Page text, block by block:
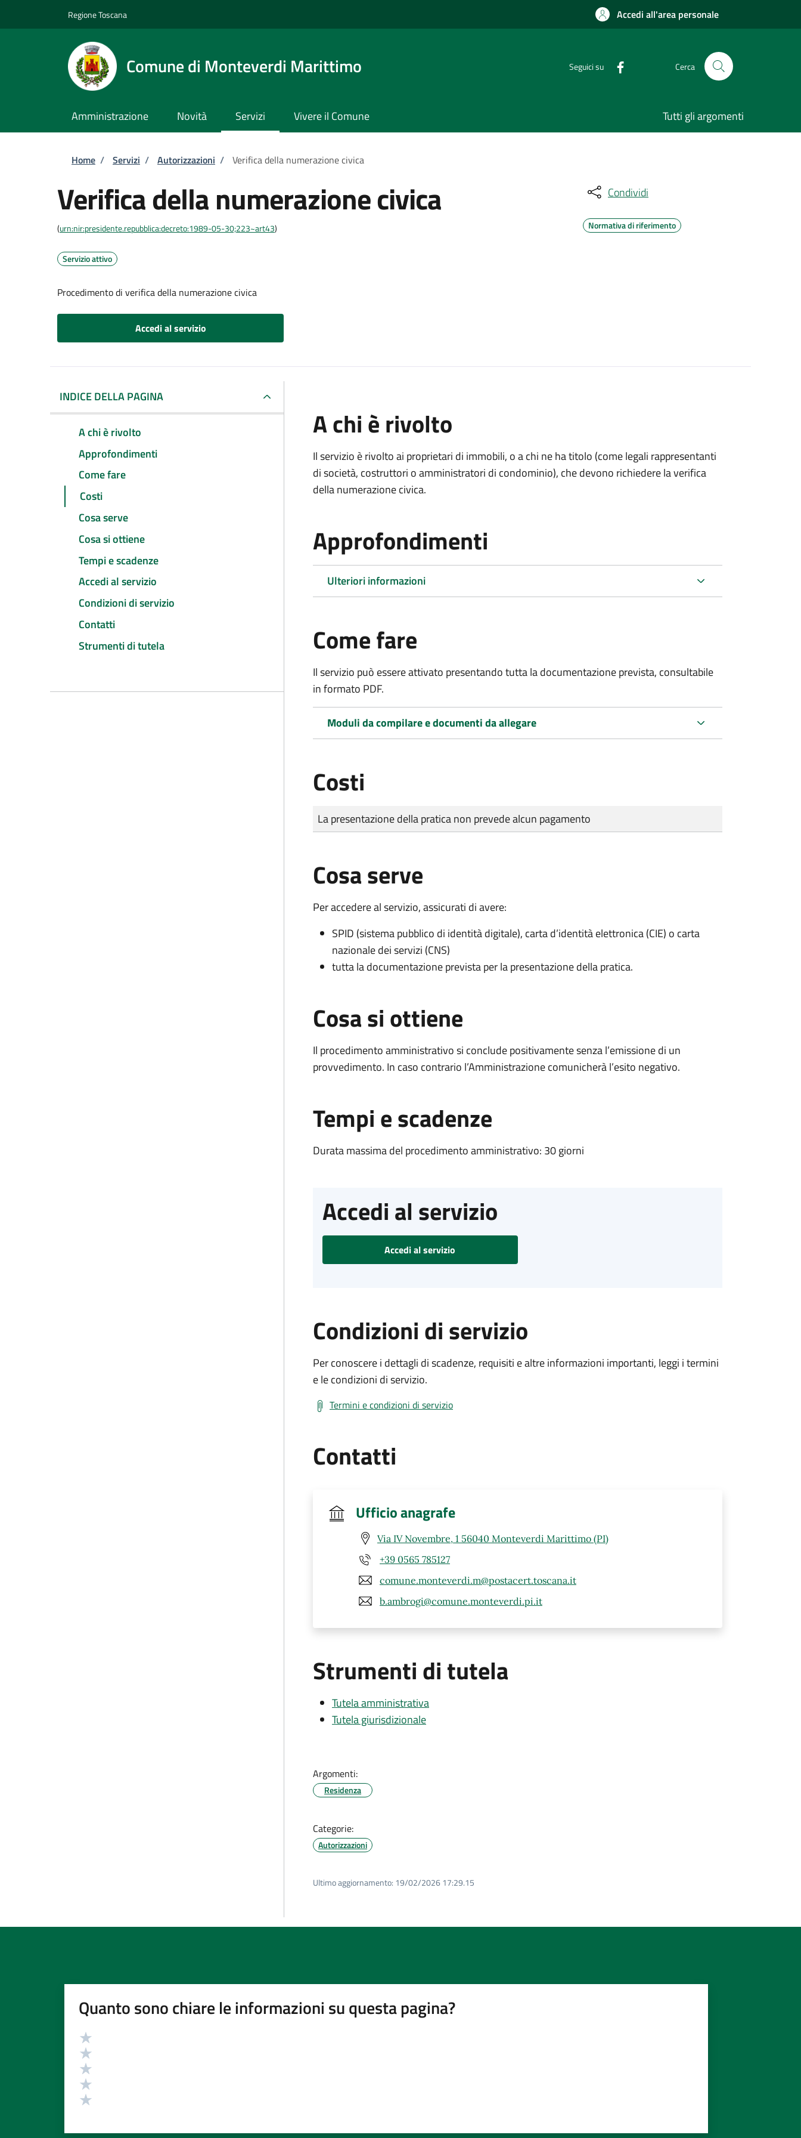
Regione Toscana Accedi all'area personale
Comune di Monteverdi Marittimo Seguici su Cerca
Amministrazione Novità Servizi Vivere il Comune Tutti gli argomenti
Briciole di pane
Home / Servizi / Autorizzazioni / Verifica della numerazione civica
Verifica della numerazione civica
(urn:nir:presidente.repubblica:decreto:1989-05-30;223~art43)
Servizio attivo
Procedimento di verifica della numerazione civica
Accedi al servizio
Condividi
Normativa di riferimento
INDICE DELLA PAGINA
A chi è rivolto
Approfondimenti
Come fare
Costi
Cosa serve
Cosa si ottiene
Tempi e scadenze
Accedi al servizio
Condizioni di servizio
Contatti
Strumenti di tutela
A chi è rivolto
Il servizio è rivolto ai proprietari di immobili, o a chi ne ha titolo (come legali rappresentanti
di società, costruttori o amministratori di condominio), che devono richiedere la verifica
della numerazione civica.
Approfondimenti
Ulteriori informazioni
Come fare
Il servizio può essere attivato presentando tutta la documentazione prevista, consultabile
in formato PDF.
Moduli da compilare e documenti da allegare
Costi
Tipo di pagamento
Importo
La presentazione della pratica non prevede alcun pagamento
Cosa serve
Per accedere al servizio, assicurati di avere:
SPID (sistema pubblico di identità digitale), carta d’identità elettronica (CIE) o carta
nazionale dei servizi (CNS)
tutta la documentazione prevista per la presentazione della pratica.
Cosa si ottiene
Il procedimento amministrativo si conclude positivamente senza l’emissione di un
provvedimento. In caso contrario l’Amministrazione comunicherà l’esito negativo.
Tempi e scadenze
Durata massima del procedimento amministrativo: 30 giorni
Accedi al servizio
Accedi al servizio
Condizioni di servizio
Per conoscere i dettagli di scadenze, requisiti e altre informazioni importanti, leggi i termini
e le condizioni di servizio.
Termini e condizioni di servizio
Contatti
Ufficio anagrafe
Via IV Novembre, 1 56040 Monteverdi Marittimo (PI)
+39 0565 785127
comune.monteverdi.m@postacert.toscana.it
b.ambrogi@comune.monteverdi.pi.it
Strumenti di tutela
Tutela amministrativa
Tutela giurisdizionale
Argomenti:
Residenza
Categorie:
Autorizzazioni
Ultimo aggiornamento: 19/02/2026 17:29.15
Quanto sono chiare le informazioni su questa pagina?
Valutazione